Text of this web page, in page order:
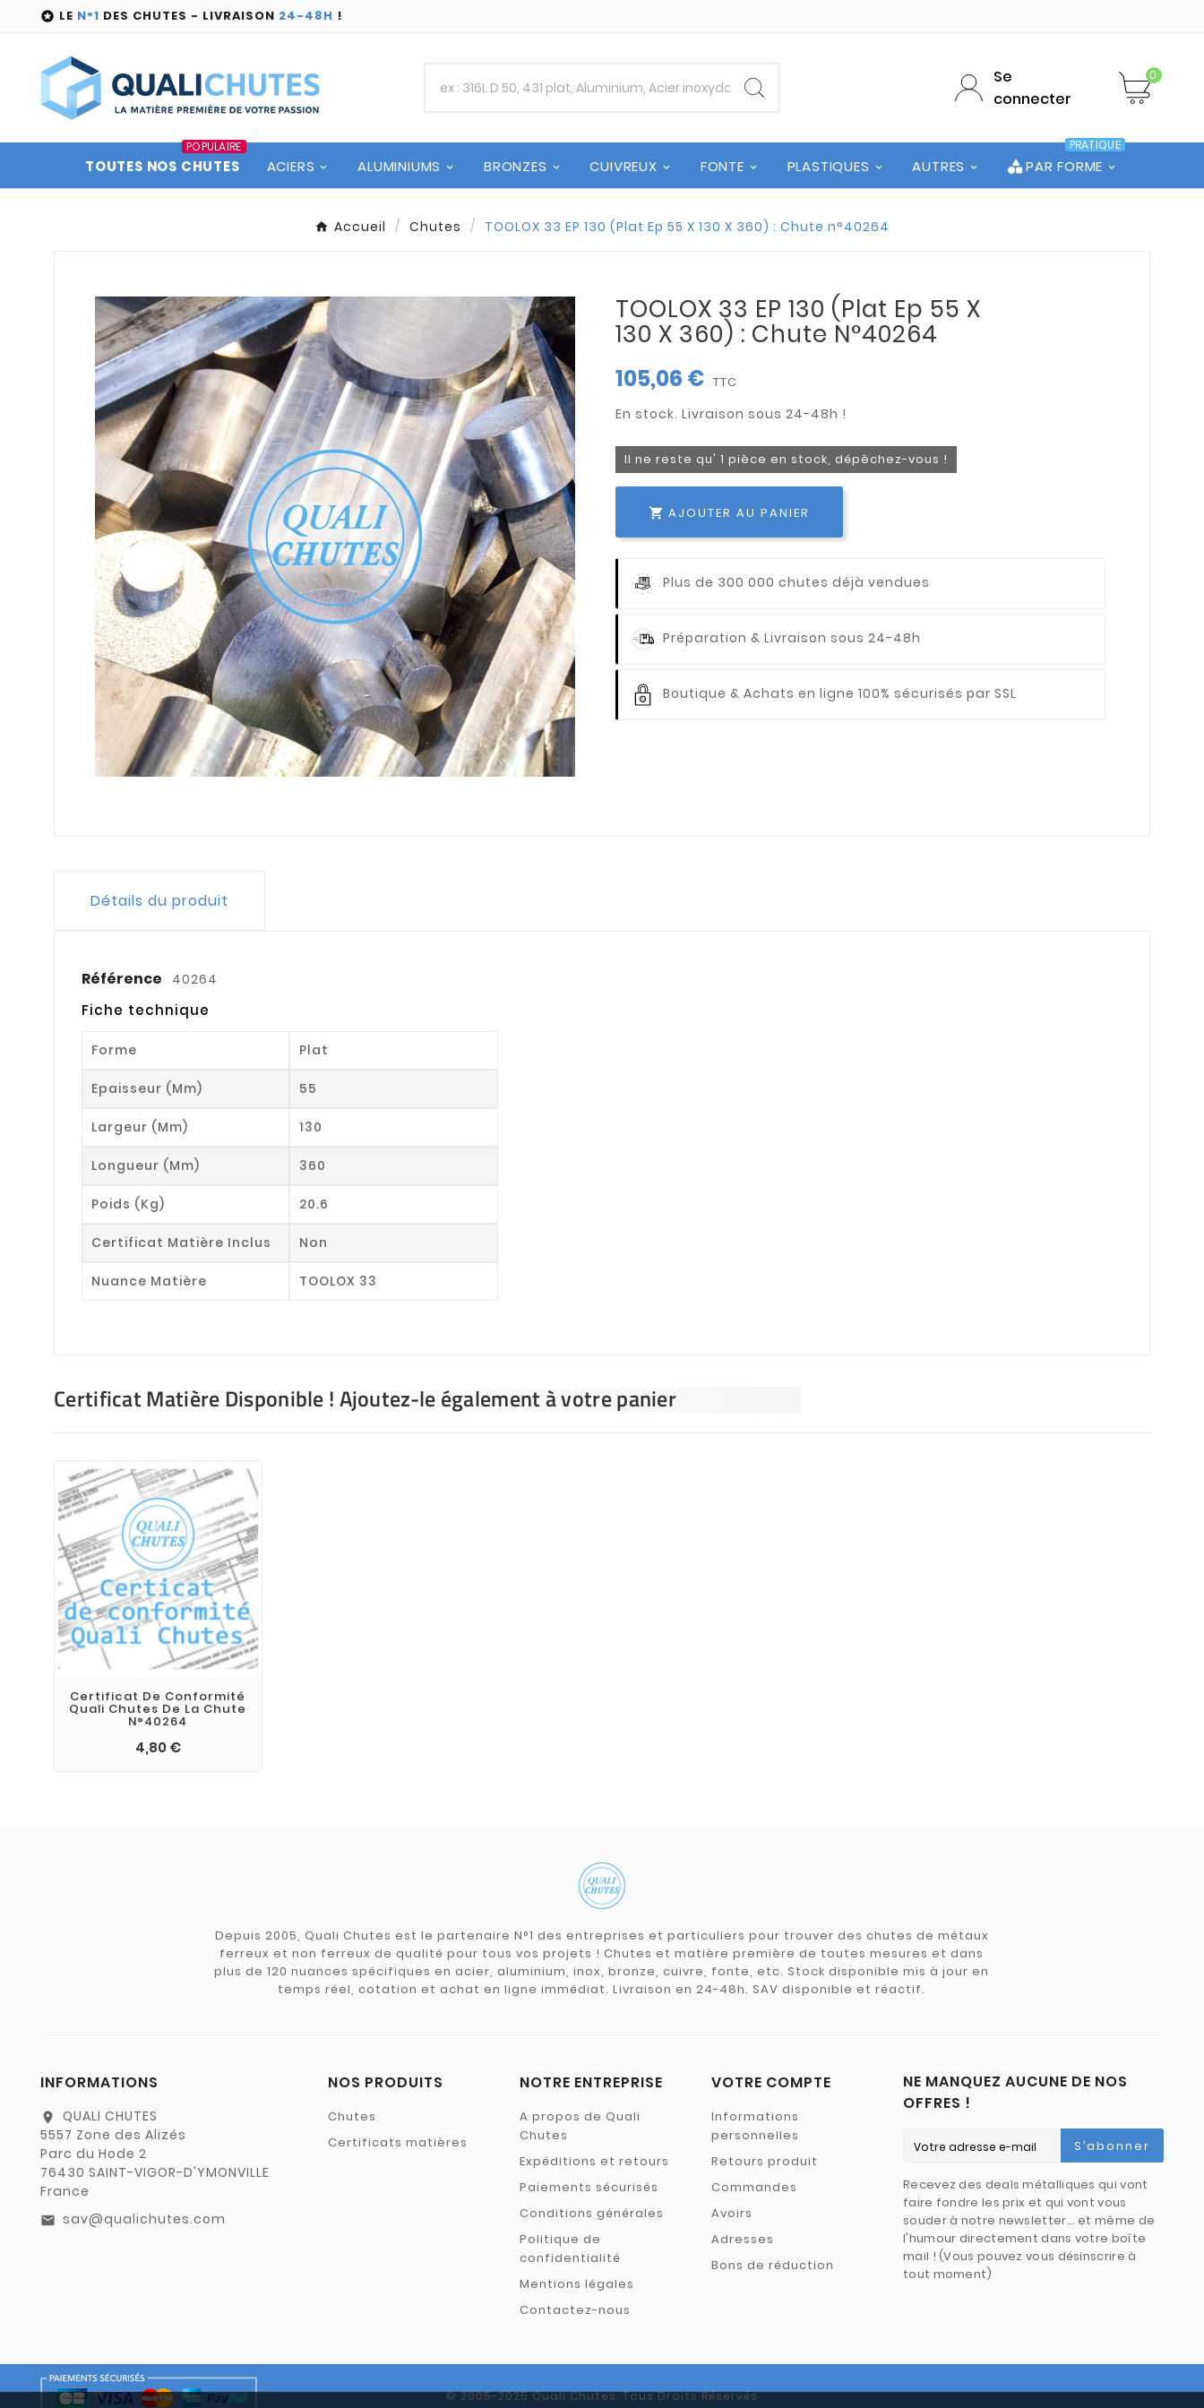
 LE N°1 DES CHUTES - LIVRAISON 24-48H !
Se
connecter
0
TOUTES NOS CHUTES
POPULAIRE
ACIERS ALUMINIUMS BRONZES CUIVREUX FONTE PLASTIQUES AUTRES PAR FORME
PRATIQUE
Accueil Chutes TOOLOX 33 EP 130 (Plat Ep 55 X 130 X 360) : Chute n°40264
TOOLOX 33 EP 130 (Plat Ep 55 X
130 X 360) : Chute N°40264
105,06 € TTC
Il ne reste qu' 1 pièce en stock, dépêchez-vous !
 AJOUTER AU PANIER
Plus de 300 000 chutes déjà vendues
Préparation & Livraison sous 24-48h
Boutique & Achats en ligne 100% sécurisés par SSL
Détails du produit
Référence 40264
Fiche technique
Forme Plat
Epaisseur (mm) 55
Largeur (mm) 130
Longueur (mm) 360
Poids (kg) 20.6
Certificat Matière Inclus Non
Nuance Matière TOOLOX 33
Certificat Matière Disponible ! Ajoutez-le également à votre panier
Certificat De Conformité
Quali Chutes De La Chute
N°40264
4,80 €
Depuis 2005, Quali Chutes est le partenaire N°1 des entreprises et particuliers pour trouver des chutes de métaux
ferreux et non ferreux de qualité pour tous vos projets ! Chutes et matière première de toutes mesures et dans
plus de 120 nuances spécifiques en acier, aluminium, inox, bronze, cuivre, fonte, etc. Stock disponible mis à jour en
temps réel, cotation et achat en ligne immédiat. Livraison en 24-48h. SAV disponible et réactif.
INFORMATIONS
location_on
QUALI CHUTES
5557 Zone des Alizés
Parc du Hode 2
76430 SAINT-VIGOR-D'YMONVILLE
France
email sav@qualichutes.com
NOS PRODUITS
Chutes
Certificats matières
NOTRE ENTREPRISE
A propos de Quali
Chutes
Expéditions et retours
Paiements sécurisés
Conditions générales
Politique de
confidentialité
Mentions légales
Contactez-nous
VOTRE COMPTE
Informations
personnelles
Retours produit
Commandes
Avoirs
Adresses
Bons de réduction
NE MANQUEZ AUCUNE DE NOS
OFFRES !
S’abonner
Recevez des deals métalliques qui vont
faire fondre les prix et qui vont vous
souder à notre newsletter… et même de
l'humour directement dans votre boîte
mail ! (Vous pouvez vous désinscrire à
tout moment)
© 2005-2025 Quali Chutes. Tous Droits Réservés